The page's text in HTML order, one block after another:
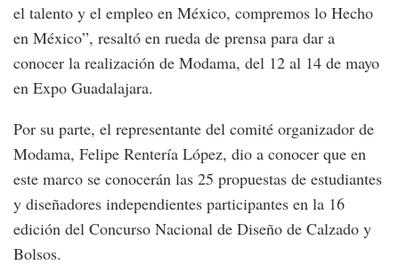
el talento y el empleo en México, compremos lo Hecho
en México”, resaltó en rueda de prensa para dar a
conocer la realización de Modama, del 12 al 14 de mayo
en Expo Guadalajara.
Por su parte, el representante del comité organizador de
Modama, Felipe Rentería López, dio a conocer que en
este marco se conocerán las 25 propuestas de estudiantes
y diseñadores independientes participantes en la 16
edición del Concurso Nacional de Diseño de Calzado y
Bolsos.